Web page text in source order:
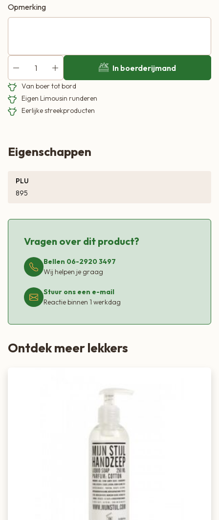
Opmerking
In boerderijmand
Van boer tot bord
Eigen Limousin runderen
Eerlijke streekproducten
Eigenschappen
PLU
895
Vragen over dit product?
Bellen 06-2920 3497
Wij helpen je graag
Stuur ons een e-mail
Reactie binnen 1 werkdag
Ontdek meer lekkers